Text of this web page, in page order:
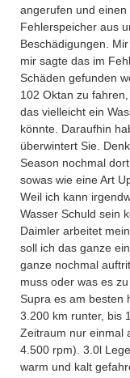
angerufen und einen
Fehlerspeicher aus
Beschädigungen.
mir sagte das im
Schäden gefunden
102 Oktan zu
das vielleicht ein
könnte. Daraufhin
überwintert Sie.
Season nochmal
sowas wie eine Art
Weil ich kann
Wasser Schuld sein
Daimler arbeitet
soll ich das ganze
ganze nochmal
muss oder was es
Supra es am besten
3.200 km runter, bis
Zeitraum nur einmal
4.500 rpm). 3.0l
warm und kalt